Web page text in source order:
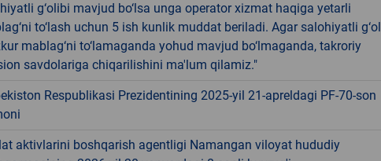
g‘olibi mavjud bo‘lsa unga operator xizmat haqiga yetarli
to‘lash uchun 5 ish kunlik muddat beriladi. Agar salohiyatli
mablag‘ni to‘lamaganda yohud mavjud bo‘lmaganda, takroriy
savdolariga chiqarilishini ma'lum qilamiz."
Respublikasi Prezidentining 2025-yil 21-apreldagi PF-70-son
aktivlarini boshqarish agentligi Namangan viloyat hududiy